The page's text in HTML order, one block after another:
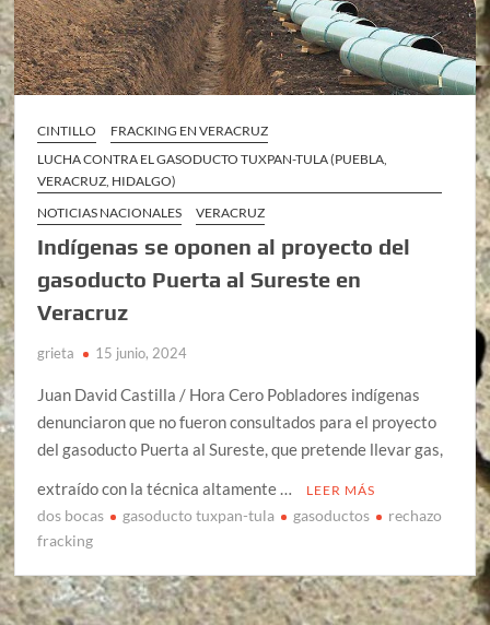
CINTILLO
FRACKING EN VERACRUZ
LUCHA CONTRA EL GASODUCTO TUXPAN-TULA (PUEBLA,
VERACRUZ, HIDALGO)
NOTICIAS NACIONALES
VERACRUZ
Indígenas se oponen al proyecto del
gasoducto Puerta al Sureste en
Veracruz
grieta 15 junio, 2024
Juan David Castilla / Hora Cero Pobladores indígenas
denunciaron que no fueron consultados para el proyecto
del gasoducto Puerta al Sureste, que pretende llevar gas,
extraído con la técnica altamente …
LEER MÁS
dos bocas gasoducto tuxpan-tula gasoductos
rechazo
fracking